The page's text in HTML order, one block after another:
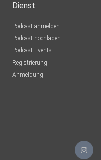
Dienst
Podcast anmelden
Podcast hochladen
Podcast-Events
Registrierung
Anmeldung